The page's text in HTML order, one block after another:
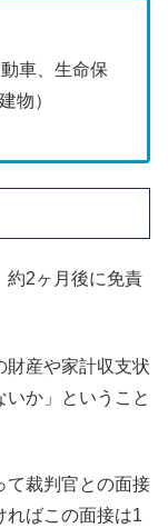
車、生命保
物）
約2ヶ月後に免責
財産や家計収支状
か」ということ
て裁判官との面接
ればこの面接は1